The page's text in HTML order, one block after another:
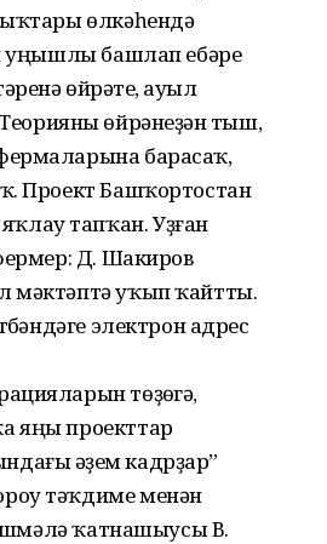
өлкәһендә
уңышлы башлап ебәреү
өйрәтеү, ауыл
өйрәнеүҙән тыш,
барасаҡ,
Проект Башҡортостан
тапҡан. Уҙған
Д. Шакиров
уҡып ҡайтты.
электрон адрес
төҙөүгә,
яңы проекттар
әүҙем кадрҙар”
тәҡдиме менән
ҡатнашыусы В.